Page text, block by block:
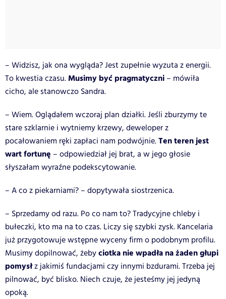
– Widzisz, jak ona wygląda? Jest zupełnie wyzuta z energii.
To kwestia czasu.Musimy być pragmatyczni – mówiła
cicho, ale stanowczo Sandra.
– Wiem. Oglądałem wczoraj plan działki. Jeśli zburzymy te
stare szklarnie i wytniemy krzewy, deweloper z
pocałowaniem ręki zapłaci nam podwójnie.Ten teren jest
wart fortunę – odpowiedział jej brat, a w jego głosie
słyszałam wyraźne podekscytowanie.
– A co z piekarniami? – dopytywała siostrzenica.
– Sprzedamy od razu. Po co nam to? Tradycyjne chleby i
bułeczki, kto ma na to czas. Liczy się szybki zysk. Kancelaria
już przygotowuje wstępne wyceny firm o podobnym profilu.
Musimy dopilnować, żebyciotka nie wpadła na żaden głupi
pomysłz jakimiś fundacjami czy innymi bzdurami. Trzeba jej
pilnować, być blisko. Niech czuje, że jesteśmy jej jedyną
opoką.